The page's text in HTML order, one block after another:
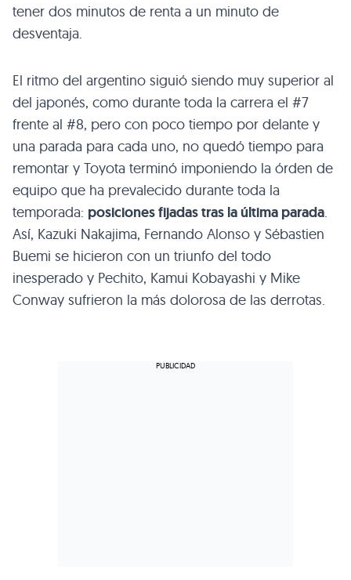
tener dos minutos de renta a un minuto de
desventaja.
El ritmo del argentino siguió siendo muy superior al
del japonés, como durante toda la carrera el #7
frente al #8, pero con poco tiempo por delante y
una parada para cada uno, no quedó tiempo para
remontar y Toyota terminó imponiendo la órden de
equipo que ha prevalecido durante toda la
temporada: posiciones fijadas tras la última parada.
Así, Kazuki Nakajima, Fernando Alonso y Sébastien
Buemi se hicieron con un triunfo del todo
inesperado y Pechito, Kamui Kobayashi y Mike
Conway sufrieron la más dolorosa de las derrotas.